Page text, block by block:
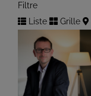
Filtre
Liste
Grille